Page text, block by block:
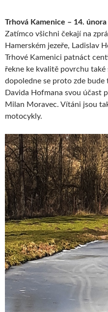
Trhová Kamenice – 14. února
Zatímco všichni čekají na
Hamerském jezeře, Ladislav
Trhové Kamenici patnáct
řekne ke kvalitě povrchu také
dopoledne se proto zde
Davida Hofmana svou účast
Milan Moravec. Vítáni jsou
motocykly.